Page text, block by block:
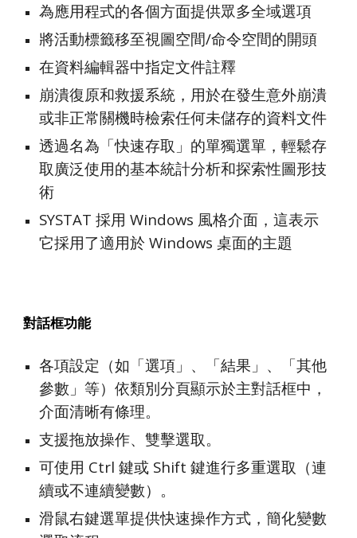
為應用程式的各個方面提供眾多全域選項
將活動標籤移至視圖空間/命令空間的開頭
在資料編輯器中指定文件註釋
崩潰復原和救援系統，用於在發生意外崩潰
或非正常關機時檢索任何未儲存的資料文件
透過名為「快速存取」的單獨選單，輕鬆存
取廣泛使用的基本統計分析和探索性圖形技
術
SYSTAT 採用 Windows 風格介面，這表示
它採用了適用於 Windows 桌面的主題
對話框功能
各項設定（如「選項」、「結果」、「其他
參數」等）依類別分頁顯示於主對話框中，
介面清晰有條理。
支援拖放操作、雙擊選取。
可使用 Ctrl 鍵或 Shift 鍵進行多重選取（連
續或不連續變數）。
滑鼠右鍵選單提供快速操作方式，簡化變數